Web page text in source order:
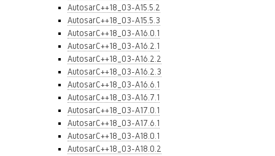
AutosarC++18_03-A15.5.2
AutosarC++18_03-A15.5.3
AutosarC++18_03-A16.0.1
AutosarC++18_03-A16.2.1
AutosarC++18_03-A16.2.2
AutosarC++18_03-A16.2.3
AutosarC++18_03-A16.6.1
AutosarC++18_03-A16.7.1
AutosarC++18_03-A17.0.1
AutosarC++18_03-A17.6.1
AutosarC++18_03-A18.0.1
AutosarC++18_03-A18.0.2